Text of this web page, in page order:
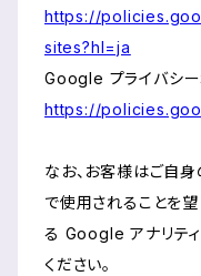
https://
sites?hl=ja
Google プライバシー
https://
なお、お客様はご自
で使用されることを
る Google アナリティ
ください。